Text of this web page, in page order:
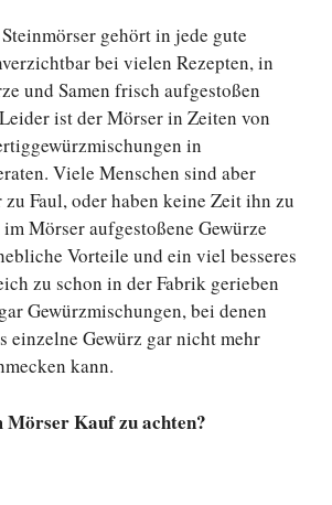
gehört in jede gute
bei vielen Rezepten, in
und Samen frisch aufgestoßen
ist der Mörser in Zeiten von
in
Viele Menschen sind aber
Faul, oder haben keine Zeit ihn zu
Mörser aufgestoßene Gewürze
Vorteile und ein viel besseres
zu schon in der Fabrik gerieben
Gewürzmischungen, bei denen
einzelne Gewürz gar nicht mehr
kann.
Mörser Kauf zu achten?